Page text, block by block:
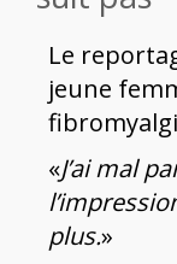
Le
jeune
«J’ai mal
plus.»